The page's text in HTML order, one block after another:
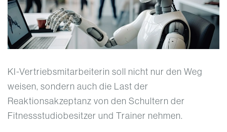
KI-Vertriebsmitarbeiterin soll nicht nur den Weg
weisen, sondern auch die Last der
Reaktionsakzeptanz von den Schultern der
Fitnessstudiobesitzer und Trainer nehmen.